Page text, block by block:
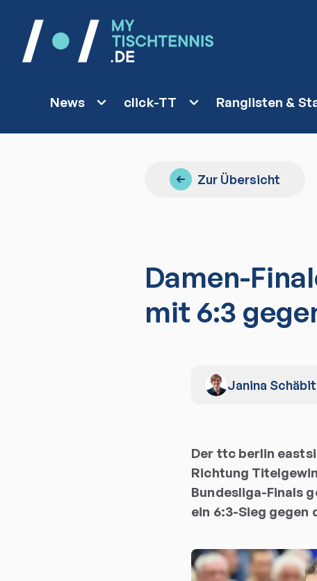
News click-TT Ranglisten &
Zur Übersicht
Damen-
mit 6:3
Janina
Der ttc berlin
Richtung
Bundesliga-Finals
ein 6:3-Sieg gegen